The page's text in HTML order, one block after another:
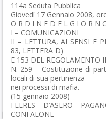
114a Seduta Pubblica
Giovedì 17 Gennaio 2008,
O R D I N E D E L G I O R N
I – COMUNICAZIONI
II – LETTURA, AI SENSI E
83, LETTERA D)
E 153 DEL REGOLAMENTO
N. 259 – Costituzione di
locali di sua pertinenza
nei processi di mafia.
(15 gennaio 2008)
FLERES – D’ASERO –
CONFALONE